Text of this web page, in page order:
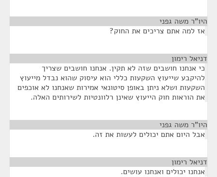
היו"ר משה גפני
אז למה אתם צריכים את החוק?
דניאל רימון
כי אנחנו חושבים שזה לא תקין. אנחנו חושבים שצריך
להיקבע שייעוץ השקעות כללי הוא עיסוק שהוא נבדל מייעוץ
השקעות ושלא ניתן באופן סיטונאי אמירות שאנחנו לא אוכפים
את הוראות חוק הייעוץ שאינן רלוונטיות לשירותים האלה.
היו"ר משה גפני
אבל היום אתם יכולים לעשות את זה.
דניאל רימון
אנחנו יכולים ואנחנו עושים.